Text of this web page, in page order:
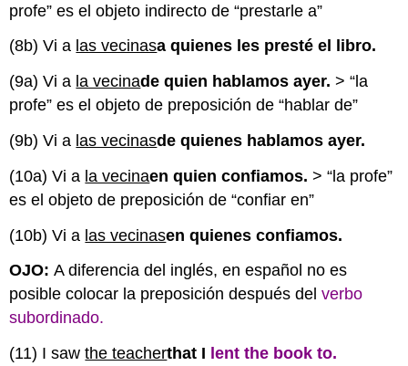
profe” es el objeto indirecto de “prestarle a”
(8b) Vi a las vecinasa quienes les presté el libro.
(9a) Vi a la vecinade quien hablamos ayer. > “la
profe” es el objeto de preposición de “hablar de”
(9b) Vi a las vecinasde quienes hablamos ayer.
(10a) Vi a la vecinaen quien confiamos. > “la profe”
es el objeto de preposición de “confiar en”
(10b) Vi a las vecinasen quienes confiamos.
OJO:A diferencia del inglés, en español no es
posible colocar la preposición después delverbo
subordinado.
(11) I sawthe teacherthat I lent the bookto.